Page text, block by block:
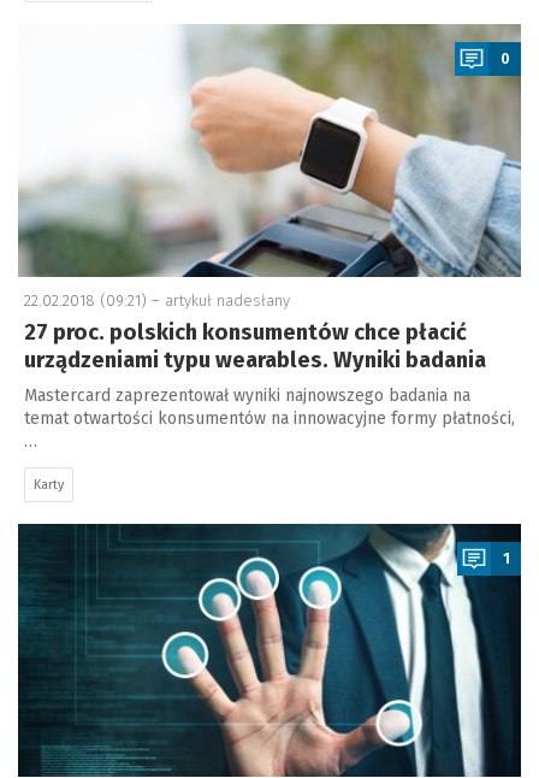
0
22.02.2018 (09:21) – artykuł nadesłany
27 proc. polskich konsumentów chce płacić
urządzeniami typu wearables. Wyniki badania
Mastercard zaprezentował wyniki najnowszego badania na
temat otwartości konsumentów na innowacyjne formy płatności,
…
Karty
a
1